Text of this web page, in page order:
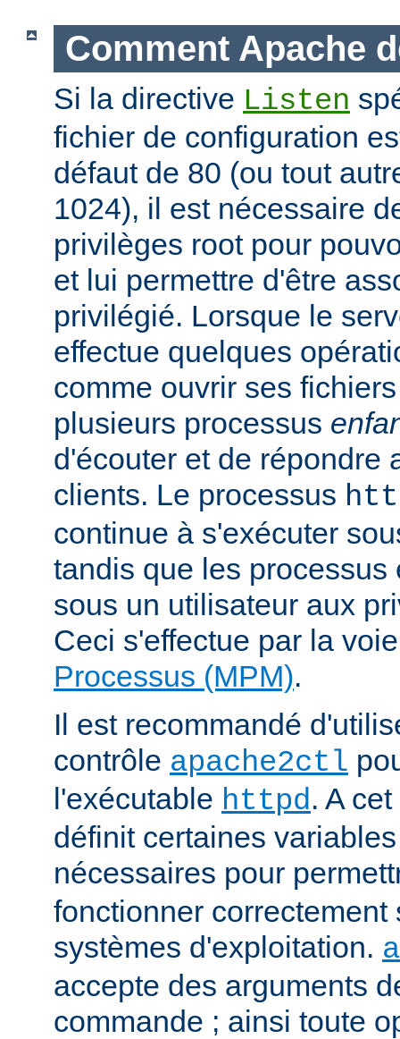
Comment Apache
Si la directive Listen
fichier de configuration
défaut de 80 (ou tout
1024), il est nécessaire
privilèges root pour
et lui permettre d'être
privilégié. Lorsque le
effectue quelques
comme ouvrir ses
plusieurs processus
d'écouter et de répondre
clients. Le processus
continue à s'exécuter
tandis que les processus
sous un utilisateur aux
Ceci s'effectue par la
Processus (MPM).
Il est recommandé
contrôle apache2ctl
l'exécutable httpd. A
définit certaines
nécessaires pour
fonctionner correctement
systèmes d'exploitation.
accepte des arguments
commande ; ainsi toute